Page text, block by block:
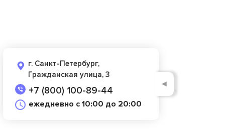
г. Санкт-Петербург,
Гражданская улица, 3
+7 (800) 100-89-44
ежедневно с 10:00 до 20:00
◄